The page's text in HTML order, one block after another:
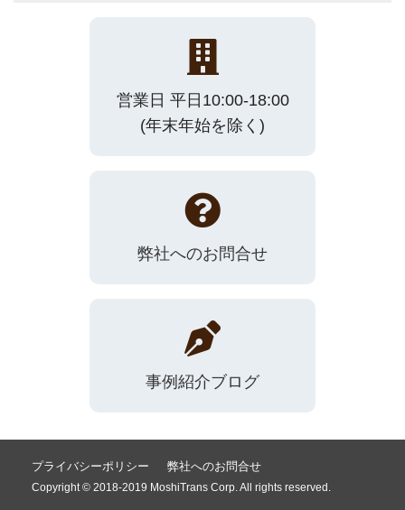
営業日 平日10:00-18:00
(年末年始を除く)
弊社へのお問合せ
事例紹介ブログ
プライバシーポリシー 弊社へのお問合せ
Copyright © 2018-2019 MoshiTrans Corp. All rights reserved.